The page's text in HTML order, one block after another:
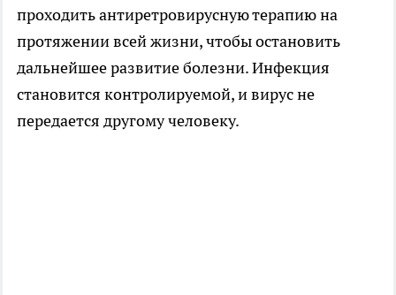
проходить антиретровирусную терапию на
протяжении всей жизни, чтобы остановить
дальнейшее развитие болезни. Инфекция
становится контролируемой, и вирус не
передается другому человеку.